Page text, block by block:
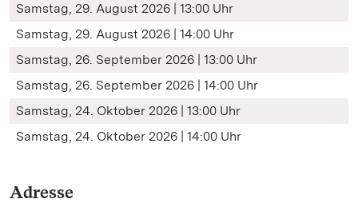
Samstag, 29. August 2026 | 13:00 Uhr
Samstag, 29. August 2026 | 14:00 Uhr
Samstag, 26. September 2026 | 13:00 Uhr
Samstag, 26. September 2026 | 14:00 Uhr
Samstag, 24. Oktober 2026 | 13:00 Uhr
Samstag, 24. Oktober 2026 | 14:00 Uhr
Adresse